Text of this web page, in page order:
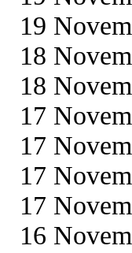
19
18
18
17
17
17
17
16